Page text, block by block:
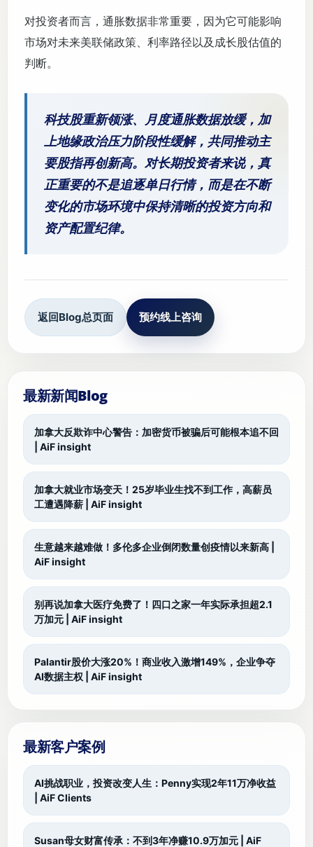
对投资者而言，通胀数据非常重要，因为它可能影响
市场对未来美联储政策、利率路径以及成长股估值的
判断。
科技股重新领涨、月度通胀数据放缓，加
上地缘政治压力阶段性缓解，共同推动主
要股指再创新高。对长期投资者来说，真
正重要的不是追逐单日行情，而是在不断
变化的市场环境中保持清晰的投资方向和
资产配置纪律。
返回Blog总页面 预约线上咨询
最新新闻Blog
加拿大反欺诈中心警告：加密货币被骗后可能根本追不回
| AiF insight
加拿大就业市场变天！25岁毕业生找不到工作，高薪员
工遭遇降薪 | AiF insight
生意越来越难做！多伦多企业倒闭数量创疫情以来新高 |
AiF insight
别再说加拿大医疗免费了！四口之家一年实际承担超2.1
万加元 | AiF insight
Palantir股价大涨20%！商业收入激增149%，企业争夺
AI数据主权 | AiF insight
最新客户案例
AI挑战职业，投资改变人生：Penny实现2年11万净收益
| AiF Clients
Susan母女财富传承：不到3年净赚10.9万加元 | AiF